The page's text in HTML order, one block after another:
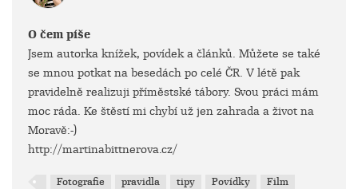
O čem píše
Jsem autorka knížek, povídek a článků. Můžete se také
se mnou potkat na besedách po celé ČR. V létě pak
pravidelně realizuji příměstské tábory. Svou práci mám
moc ráda. Ke štěstí mi chybí už jen zahrada a život na
Moravě:-)
http://martinabittnerova.cz/
Fotografie pravidla tipy Povídky
Film